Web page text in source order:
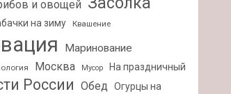
и овощей
на зиму Квашение
Маринование
Москва Мусор
На праздничный
России Обед
Огурцы на